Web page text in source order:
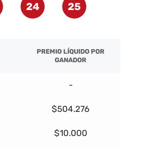
24 25
PREMIO LÍQUIDO POR
GANADOR
-
$504.276
$10.000